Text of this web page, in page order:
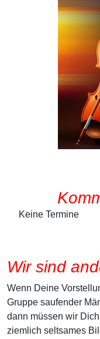
Keine Termine
Wir sind
Wenn Deine
Gruppe saufender
dann müssen wir
ziemlich seltsames